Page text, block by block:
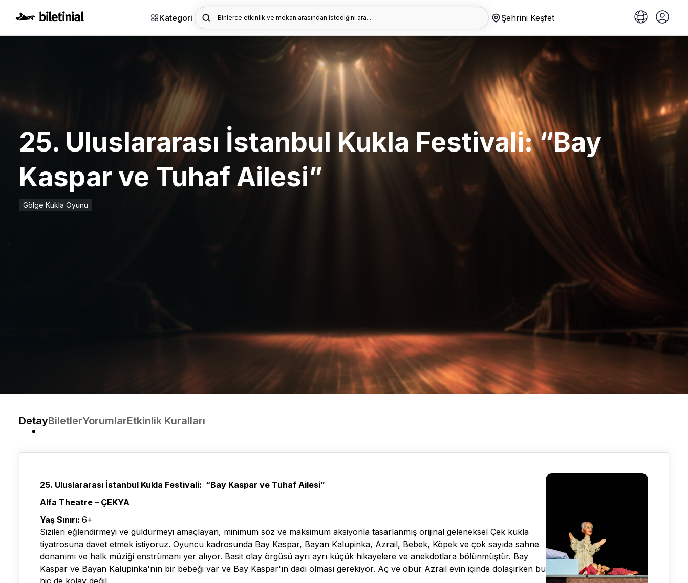
Kategori Binlerce etkinlik ve mekan arasından istediğini ara... Şehrini Keşfet
25. Uluslararası İstanbul Kukla Festivali: “Bay
Kaspar ve Tuhaf Ailesi”
Gölge Kukla Oyunu
DetayBiletlerYorumlarEtkinlik Kuralları
25. Uluslararası İstanbul Kukla Festivali: “Bay Kaspar ve Tuhaf Ailesi”
Alfa Theatre – ÇEKYA
Yaş Sınırı: 6+
Sizileri eğlendirmeyi ve güldürmeyi amaçlayan, minimum söz ve maksimum aksiyonla tasarlanmış orijinal geleneksel Çek kukla
tiyatrosuna davet etmek istiyoruz. Oyuncu kadrosunda Bay Kaspar, Bayan Kalupinka, Azrail, Bebek, Köpek ve çok sayıda sahne
donanımı ve halk müziği enstrümanı yer alıyor. Basit olay örgüsü ayrı ayrı küçük hikayelere ve anekdotlara bölünmüştür. Bay
Kaspar ve Bayan Kalupinka'nın bir bebeği var ve Bay Kaspar'ın dadı olması gerekiyor. Aç ve obur Azrail evin içinde dolaşırken bu
hiç de kolay değil.